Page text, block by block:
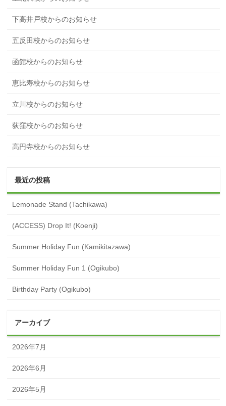
下高井戸校からのお知らせ
五反田校からのお知らせ
函館校からのお知らせ
恵比寿校からのお知らせ
立川校からのお知らせ
荻窪校からのお知らせ
高円寺校からのお知らせ
最近の投稿
Lemonade Stand (Tachikawa)
(ACCESS) Drop It! (Koenji)
Summer Holiday Fun (Kamikitazawa)
Summer Holiday Fun 1 (Ogikubo)
Birthday Party (Ogikubo)
アーカイブ
2026年7月
2026年6月
2026年5月